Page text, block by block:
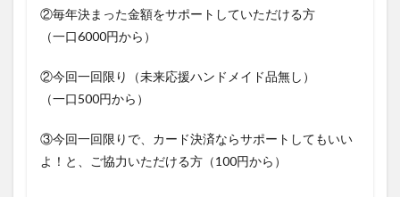
②毎年決まった金額をサポートしていただける方
（一口6000円から）
②今回一回限り（未来応援ハンドメイド品無し）
（一口500円から）
③今回一回限りで、カード決済ならサポートしてもいい
よ！と、ご協力いただける方（100円から）